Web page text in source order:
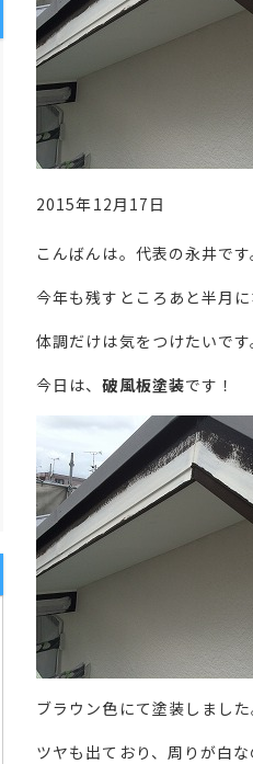
2015年12月17日
こんばんは。代表の永井で
今年も残すところあと半月
体調だけは気をつけたいで
今日は、破風板塗装です！
ブラウン色にて塗装しまし
ツヤも出ており、周りが白